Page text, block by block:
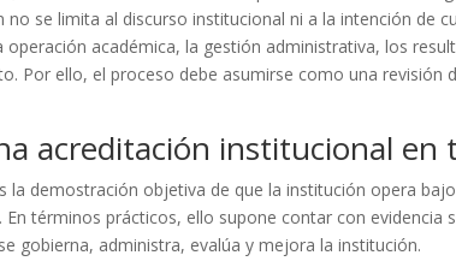
no se limita al discurso institucional ni a la intención de
operación académica, la gestión administrativa, los
Por ello, el proceso debe asumirse como una
acreditación institucional en
la demostración objetiva de que la institución opera
términos prácticos, ello supone contar con evidencia
gobierna, administra, evalúa y mejora la institución.